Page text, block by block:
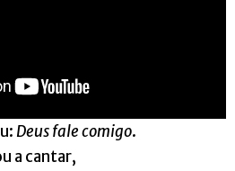
Deus fale comigo.
a cantar,